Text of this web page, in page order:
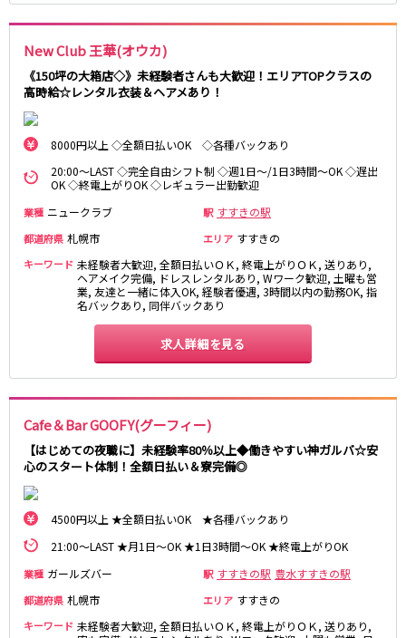
New Club 王華(オウカ)
《150坪の大箱店◇》未経験者さんも大歓迎！エリアTOPクラスの
高時給☆レンタル衣装＆ヘアメあり！
8000円以上 ◇全額日払いOK ◇各種バックあり
20:00～LAST ◇完全自由シフト制 ◇週1日～/1日3時間～OK ◇遅出
OK ◇終電上がりOK ◇レギュラー出勤歓迎
業種 ニュークラブ 駅 すすきの駅
都道府県 札幌市 エリア すすきの
キーワード 未経験者大歓迎, 全額日払いＯＫ, 終電上がりＯＫ, 送りあり,
ヘアメイク完備, ドレスレンタルあり, Wワーク歓迎, 土曜も営
業, 友達と一緒に体入OK, 経験者優遇, 3時間以内の勤務OK, 指
名バックあり, 同伴バックあり
求人詳細を見る
Cafe＆Bar GOOFY(グーフィー)
【はじめての夜職に】未経験率80％以上◆働きやすい神ガルバ☆安
心のスタート体制！全額日払い＆寮完備◎
4500円以上 ★全額日払いOK ★各種バックあり
21:00～LAST ★月1日～OK ★1日3時間～OK ★終電上がりOK
業種 ガールズバー 駅 すすきの駅 豊水すすきの駅
都道府県 札幌市 エリア すすきの
キーワード 未経験者大歓迎, 全額日払いＯＫ, 終電上がりＯＫ, 送りあり,